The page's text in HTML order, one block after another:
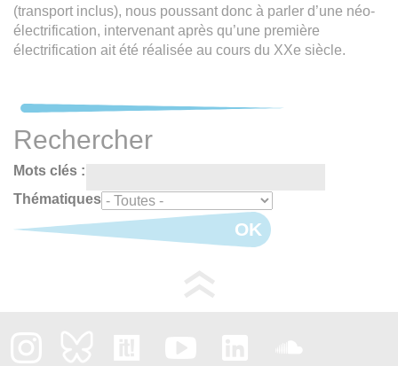
(transport inclus), nous poussant donc à parler d’une néo-
électrification, intervenant après qu’une première
électrification ait été réalisée au cours du XXe siècle.
Rechercher
Mots clés :
Thématiques
OK